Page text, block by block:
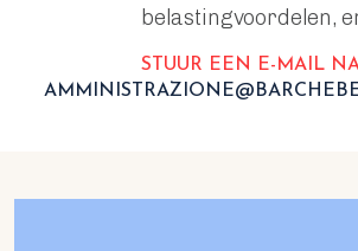
belastingvoordelen,
STUUR EEN E-MAIL